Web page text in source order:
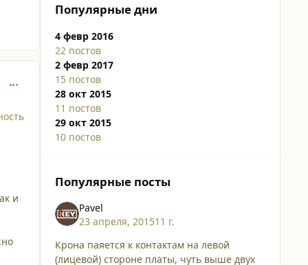
comment_2072
и
Популярные дни
4 февр 2016
22 постов
2 февр 2017
15 постов
28 окт 2015
11 постов
29 окт 2015
10 постов
Популярные посты
Pavel
23 апреля, 201511 г.
Крона паяется к контактам на левой
(лицевой) стороне платы, чуть выше двух